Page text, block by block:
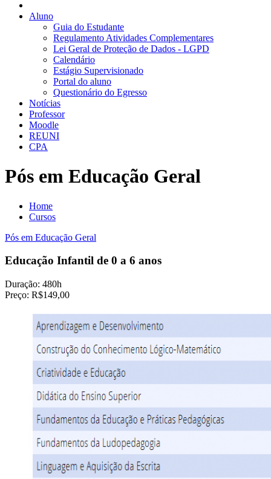
Aluno
Guia do Estudante
Regulamento Atividades Complementares
Lei Geral de Proteção de Dados - LGPD
Calendário
Estágio Supervisionado
Portal do aluno
Questionário do Egresso
Notícias
Professor
Moodle
REUNI
CPA
Pós em Educação Geral
Home
Cursos
Pós em Educação Geral
Educação Infantil de 0 a 6 anos
Duração: 480h
Preço: R$149,00